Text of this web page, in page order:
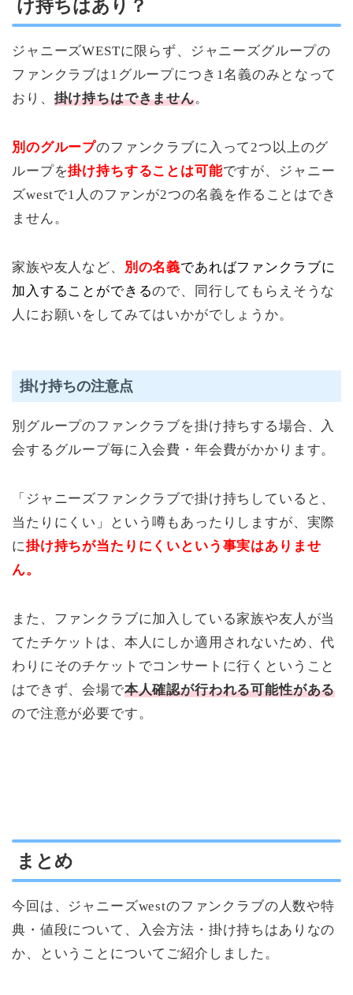
け持ちはあり？
ジャニーズWESTに限らず、ジャニーズグループの
ファンクラブは1グループにつき1名義のみとなって
おり、 掛け持ちはできません。
別のグループのファンクラブに入って2つ以上のグ
ループを掛け持ちすることは可能ですが、ジャニー
ズwestで1人のファンが2つの名義を作ることはでき
ません。
家族や友人など、 別の名義であればファンクラブに
加入することができるので、同行してもらえそうな
人にお願いをしてみてはいかがでしょうか。
掛け持ちの注意点
別グループのファンクラブを掛け持ちする場合、入
会するグループ毎に入会費・年会費がかかります。
「ジャニーズファンクラブで掛け持ちしていると、
当たりにくい」という噂もあったりしますが、実際
に掛け持ちが当たりにくいという事実はありませ
ん。
また、ファンクラブに加入している家族や友人が当
てたチケットは、本人にしか適用されないため、代
わりにそのチケットでコンサートに行くということ
はできず、会場で本人確認が行われる可能性がある
ので注意が必要です。
まとめ
今回は、ジャニーズwestのファンクラブの人数や特
典・値段について、入会方法・掛け持ちはありなの
か、ということについてご紹介しました。